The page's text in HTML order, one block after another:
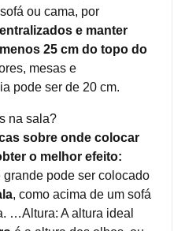
ou cama, por
e manter
25 cm do topo do
mesas e
pode ser de 20 cm.
na sala?
sobre onde colocar
o melhor efeito:
grande pode ser colocado
, como acima de um sofá
…Altura: A altura ideal